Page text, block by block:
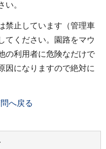
い。
禁止しています（管理車
てください。園路をマウ
の利用者に危険なだけで
因になりますので絶対に
へ戻る